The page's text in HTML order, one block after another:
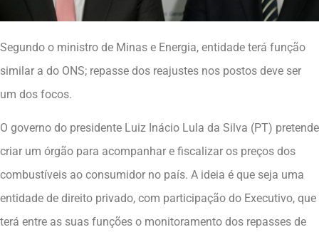
Segundo o ministro de Minas e Energia, entidade terá função
similar a do ONS; repasse dos reajustes nos postos deve ser
um dos focos.
O governo do presidente Luiz Inácio Lula da Silva (PT) pretende
criar um órgão para acompanhar e fiscalizar os preços dos
combustíveis ao consumidor no país. A ideia é que seja uma
entidade de direito privado, com participação do Executivo, que
terá entre as suas funções o monitoramento dos repasses de